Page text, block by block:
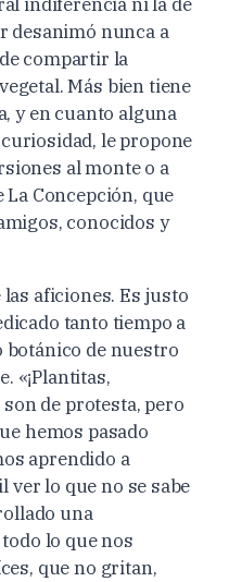
nunca a
compartir la
Más bien tiene
y en cuanto alguna
le propone
al monte o a
Concepción, que
conocidos y
aficiones. Es justo
tanto tiempo a
de nuestro
«¡Plantitas,
de protesta, pero
hemos pasado
aprendido a
ver lo que no se sabe
una
lo que nos
que no gritan,